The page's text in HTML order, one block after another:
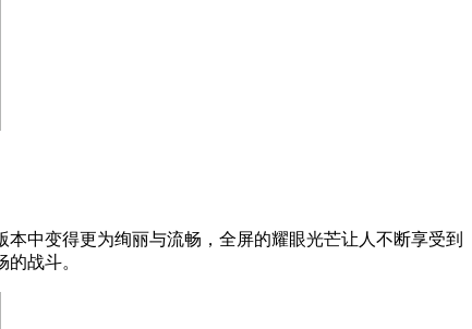
中变得更为绚丽与流畅，全屏的耀眼光芒让人不断享受到
战斗。